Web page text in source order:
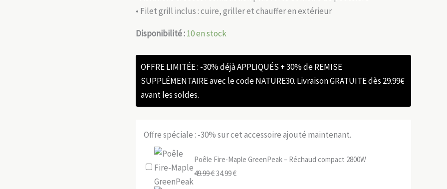
• Filet grill inclus : cuire, griller et chauffer en extérieur
Disponibilité :10 en stock
OFFRE LIMITÉE : -30% déjà APPLIQUÉS + 30% de REMISE
SUPPLÉMENTAIRE avec le code NATURE30. Livraison GRATUITE dès 29.99€
avant les soldes.
Offre spéciale : -30% sur cet accessoire ajouté maintenant.
Poêle Fire-Maple GreenPeak – Réchaud compact 2800W
49.99€Le
34.99€Le